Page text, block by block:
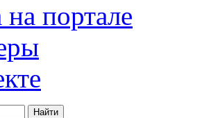
на портале